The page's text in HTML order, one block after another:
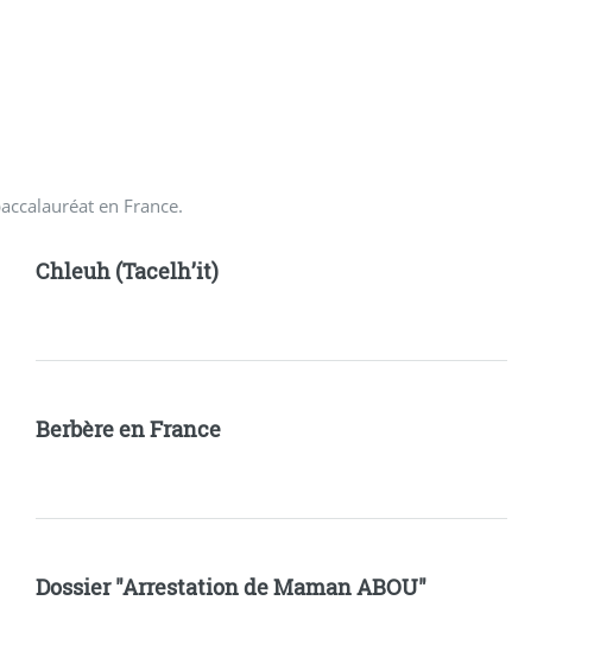
en France.
Chleuh (Tacelh’it)
Berbère en France
Dossier "Arrestation de Maman ABOU"